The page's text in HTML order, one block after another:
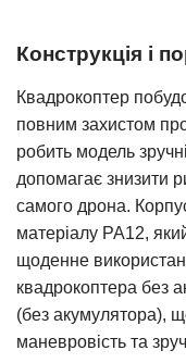
Конструкція і
Квадрокоптер
повним захистом
робить модель
допомагає знизити
самого дрона.
матеріалу PA12,
щоденне
квадрокоптера без
(без акумулятора),
маневровість та